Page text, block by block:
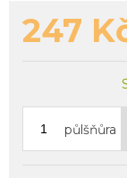
247
půlšňůra